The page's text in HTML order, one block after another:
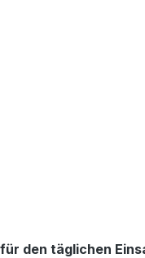
den täglichen